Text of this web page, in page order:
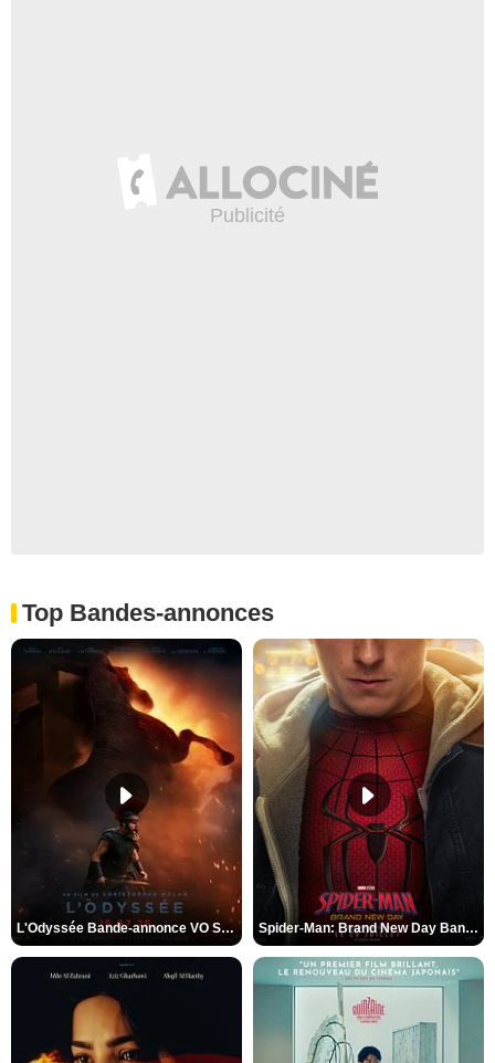
Top Bandes-annonces
L'Odyssée Bande-annonce VO STFR Spider-Man: Brand New Day Bande-annonce VO STFR